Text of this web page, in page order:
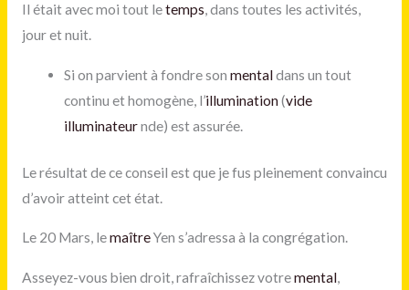
Il était avec moi tout letemps, dans toutes les activités,
jour et nuit.
Si on parvient à fondre sonmentaldans un tout
continu et homogène, l’illumination(vide
illuminateurnde) est assurée.
Le résultat de ce conseil est que je fus pleinement convaincu
d’avoir atteint cet état.
Le 20 Mars, lemaîtreYen s’adressa à la congrégation.
Asseyez-vous bien droit, rafraîchissez votremental,